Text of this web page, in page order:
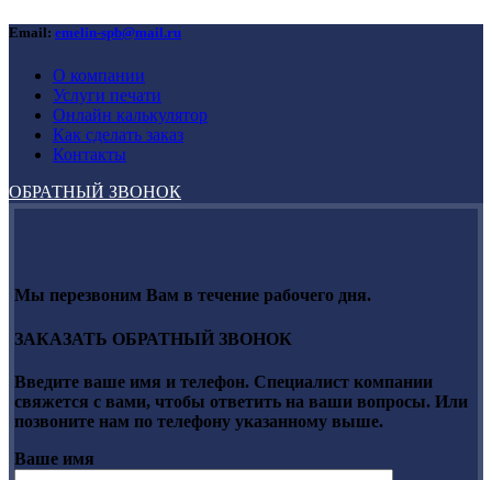
Email: emelin-spb@mail.ru
О компании
Услуги печати
Онлайн калькулятор
Как сделать заказ
Контакты
ОБРАТНЫЙ ЗВОНОК
Мы перезвоним Вам в течение рабочего дня.
ЗАКАЗАТЬ ОБРАТНЫЙ ЗВОНОК
Введите ваше имя и телефон. Специалист компании
свяжется с вами, чтобы ответить на ваши вопросы. Или
позвоните нам по телефону указанному выше.
Ваше имя